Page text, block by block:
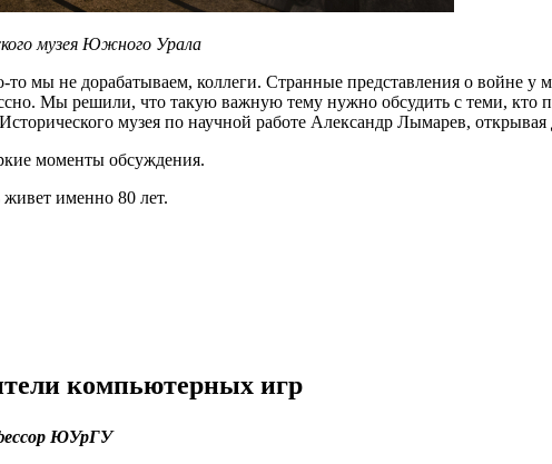
музея Южного Урала
мы не дорабатываем, коллеги. Странные представления о войне у
Мы решили, что такую важную тему нужно обсудить с теми, кто
музея по научной работе Александр Лымарев,
моменты обсуждения.
именно 80 лет.
компьютерных игр
ЮУрГУ